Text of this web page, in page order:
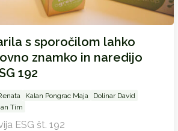
s sporočilom lahko
znamko in naredijo
192
Kalan Pongrac Maja
Dolinar David
Tim
ESG št. 192